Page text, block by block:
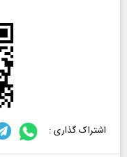
اشتراک گذاری :